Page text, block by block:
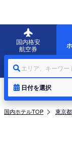
国内格安
航空券
エリア、キーワー
日付を選択
国内ホテルTOP 東京都